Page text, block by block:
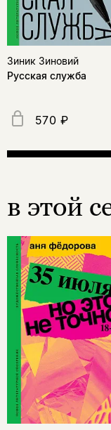
Зиник Зиновий
Русская служба
570 ₽
в этой